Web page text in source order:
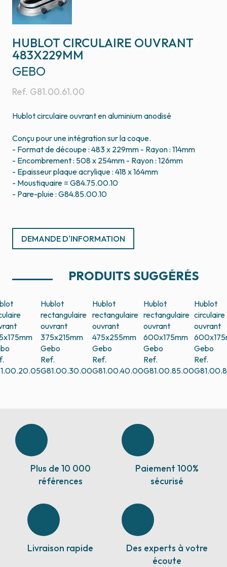
HUBLOT CIRCULAIRE OUVRANT
483X229MM
Ref. G81.00.61.00
GEBO
Hublot circulaire ouvrant en aluminium anodisé
Conçu pour une intégration sur la coque.
- Format de découpe : 483 x 229mm - Rayon : 114mm
- Encombrement : 508 x 254mm - Rayon : 126mm
- Epaisseur plaque acrylique : 418 x 164mm
- Moustiquaire = G84.75.00.10
- Pare-pluie : G84.85.00.10
DEMANDE D'INFORMATION
PRODUITS SUGGÉRÉS
Hublot
rectangulaire
ouvrant
375x215mm
Gebo
Ref.
G81.00.30.00
Hublot
rectangulaire
ouvrant
475x255mm
Gebo
Ref.
G81.00.40.00
Hublot
rectangulaire
ouvrant
600x175mm
Gebo
Ref.
G81.00.85.00
Hublot
circulaire
ouvrant
Gebo
Ref.
Plus de 10 000
références
Paiement 100%
sécurisé
Livraison rapide
Des experts à votre
écoute